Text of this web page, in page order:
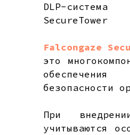
DLP-
SecureTower
Falcongaze
это
обеспечения
безопасности
При
учитываются